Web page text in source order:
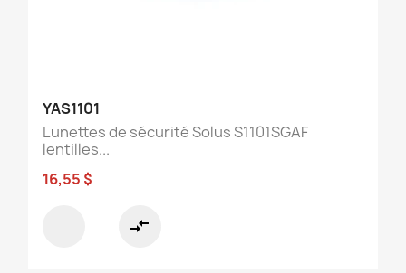
YAS1101
Lunettes de sécurité Solus S1101SGAF
lentilles...
16,55 $
compare_arrows